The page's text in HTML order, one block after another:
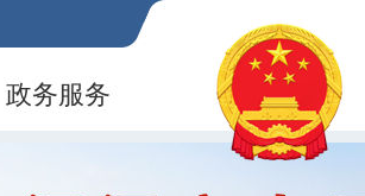
政务服务